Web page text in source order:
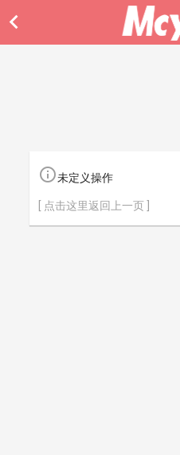

未定义操作
[ 点击这里返回上一页 ]